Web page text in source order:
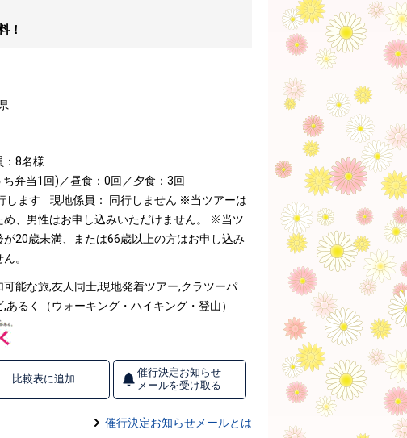
！
：8名様
弁当1回)／昼食：0回／夕食：3回
します
現地係員： 同行しません ※当ツアーは
、男性はお申し込みいただけません。
※当ツ
が20歳未満、または66歳以上の方はお申し込み
。
可能な旅,友人同士,現地発着ツアー,クラツーパ
,あるく（ウォーキング・ハイキング・登山）
比較表に追加
催行決定お知らせ
メールを受け取る
催行決定お知らせメールとは